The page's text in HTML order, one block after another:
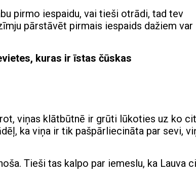
pirmo iespaidu, vai tieši otrādi, tad tev
pārstāvēt pirmais iespaids dažiem var
kuras ir īstas čūskas
viņas klātbūtnē ir grūti lūkoties uz ko
ka viņa ir tik pašpārliecināta par sevi,
Tieši tas kalpo par iemeslu, ka Lauva